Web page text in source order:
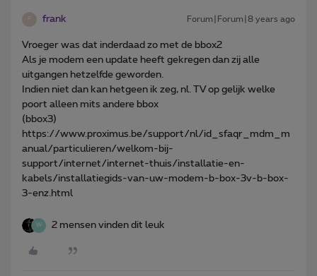
frank Forum|Forum|8 years ago
Vroeger was dat inderdaad zo met de bbox2
Als je modem een update heeft gekregen dan zij alle
uitgangen hetzelfde geworden.
Indien niet dan kan hetgeen ik zeg, nl. TV op gelijk welke
poort alleen mits andere bbox
(bbox3)
https://www.proximus.be/support/nl/id_sfaqr_mdm_m
anual/particulieren/welkom-bij-
support/internet/internet-thuis/installatie-en-
kabels/installatiegids-van-uw-modem-b-box-3v-b-box-
3-enz.html
W 2 mensen vinden dit leuk